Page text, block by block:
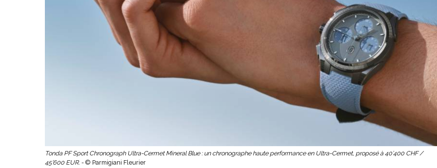
Tonda PF Sport Chronograph Ultra-Cermet Mineral Blue : un chronographe haute performance en Ultra-Cermet, proposé à 40’400 CHF /
45’600 EUR. - © Parmigiani Fleurier